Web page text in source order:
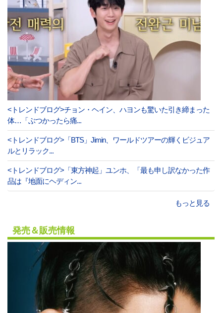
<トレンドブログ>チョン・ヘイン、ハヨンも驚いた引き締まった
体…「ぶつかったら痛...
<トレンドブログ>「BTS」Jimin、ワールドツアーの輝くビジュア
ルとリラック...
<トレンドブログ>「東方神起」ユンホ、「最も申し訳なかった作
品は『地面にヘディン...
もっと見る
発売＆販売情報